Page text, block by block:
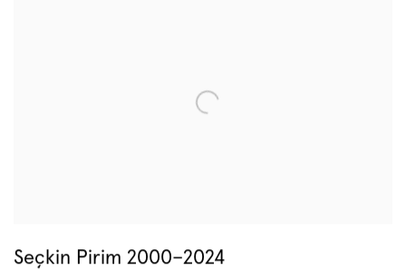
Seçkin Pirim 2000–2024